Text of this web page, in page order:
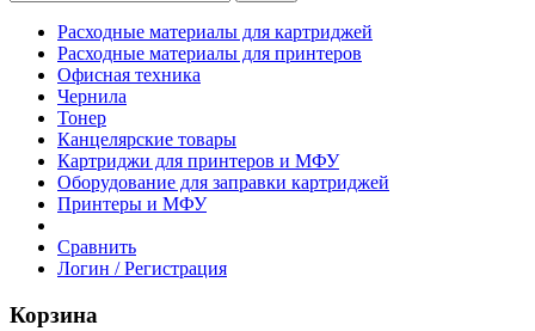
Расходные материалы для картриджей
Расходные материалы для принтеров
Офисная техника
Чернила
Тонер
Канцелярские товары
Картриджи для принтеров и МФУ
Оборудование для заправки картриджей
Принтеры и МФУ
Сравнить
Логин / Регистрация
Корзина